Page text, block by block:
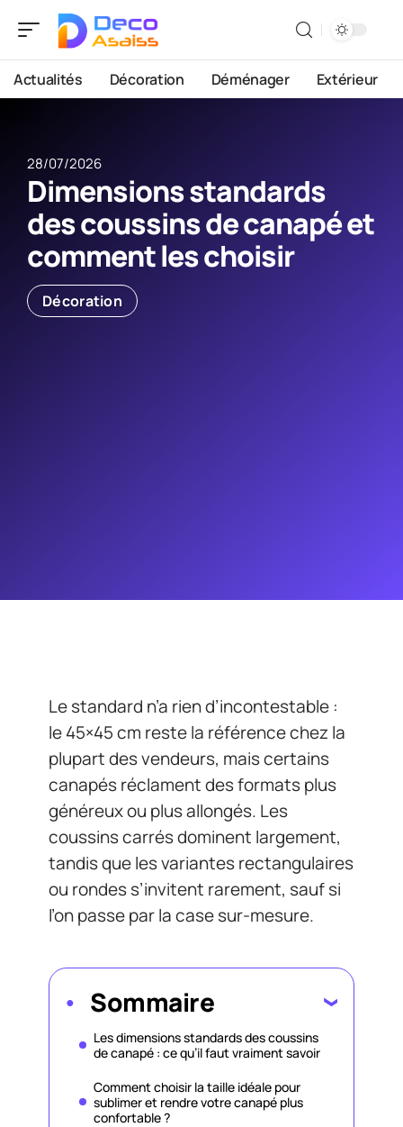
Actualités Décoration Déménager Extérieur
28/07/2026
Dimensions standards
des coussins de canapé et
comment les choisir
Décoration
Le standard n’a rien d’incontestable :
le 45×45 cm reste la référence chez la
plupart des vendeurs, mais certains
canapés réclament des formats plus
généreux ou plus allongés. Les
coussins carrés dominent largement,
tandis que les variantes rectangulaires
ou rondes s’invitent rarement, sauf si
l’on passe par la case sur-mesure.
Sommaire
Les dimensions standards des coussins
de canapé : ce qu’il faut vraiment savoir
Comment choisir la taille idéale pour
sublimer et rendre votre canapé plus
confortable ?